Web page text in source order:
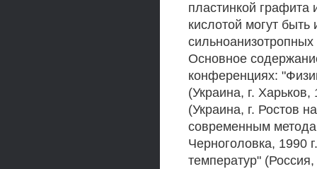
пластинкой графита
кислотой могут
Основное
конференциях:
(Украина, г.
(Украина, г. Ростов
современным
Черноголовка, 1990
температур"